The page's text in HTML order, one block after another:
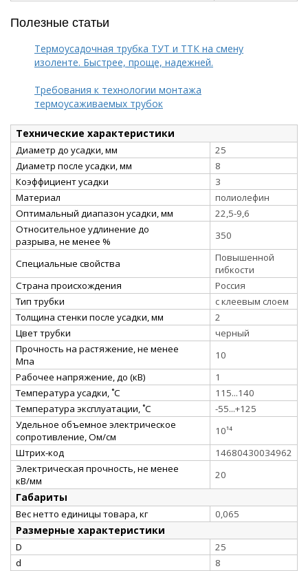
Полезные статьи
Термоусадочная трубка ТУТ и ТТК на смену
изоленте. Быстрее, проще, надежней.
Требования к технологии монтажа
термоусаживаемых трубок
Технические характеристики
Диаметр до усадки, мм
25
Диаметр после усадки, мм
8
Коэффициент усадки
3
Материал
полиолефин
Оптимальный диапазон усадки, мм
22,5-9,6
Относительное удлинение до
разрыва, не менее %
350
Специальные свойства
Повышенной
гибкости
Страна происхождения
Россия
Тип трубки
с клеевым слоем
Толщина стенки после усадки, мм
2
Цвет трубки
черный
Прочность на растяжение, не менее
Мпа
10
Рабочее напряжение, до (кВ)
1
Температура усадки, ˚С
115...140
Температура эксплуатации, ˚С
-55...+125
Удельное объемное электрическое
сопротивление, Ом/см
10¹⁴
Штрих-код
14680430034962
Электрическая прочность, не менее
кВ/мм
20
Габариты
Вес нетто единицы товара, кг 0,065
Размерные характеристики
D
25
d
8